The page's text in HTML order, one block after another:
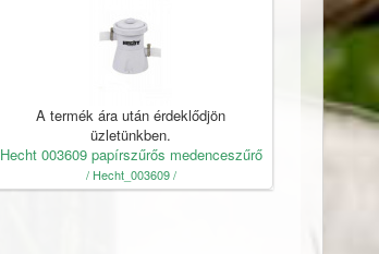
A termék ára után érdeklődjön
üzletünkben.
Hecht 003609 papírszűrős medenceszűrő
/ Hecht_003609 /